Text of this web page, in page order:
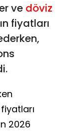
ve döviz
fiyatları
2026